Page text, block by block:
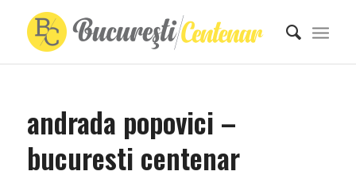
andrada popovici –
bucuresti centenar